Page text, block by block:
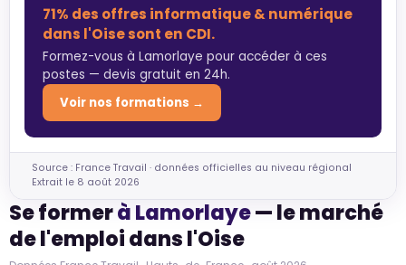
71% des offres informatique & numérique
dans l'Oise sont en CDI.
Formez-vous à Lamorlaye pour accéder à ces
postes — devis gratuit en 24h.
Voir nos formations →
Source : France Travail · données officielles au niveau régional
Extrait le 8 août 2026
Se formerà Lamorlaye— le marché
de l'emploi dans l'Oise